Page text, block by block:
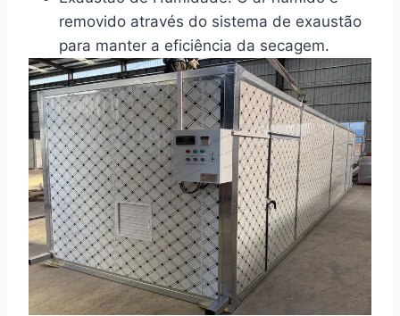
removido através do sistema de exaustão
para manter a eficiência da secagem.